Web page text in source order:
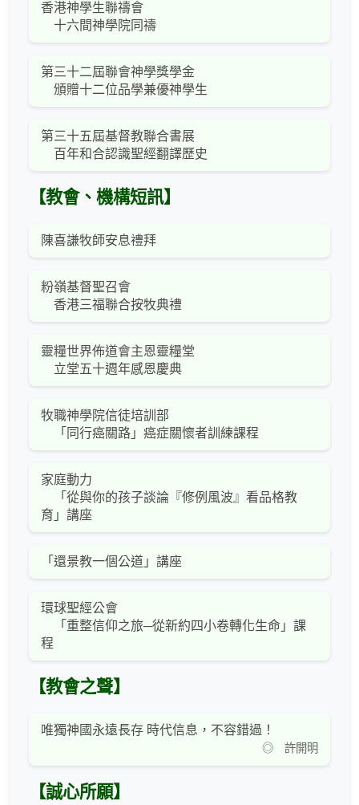
香港神學生聯禱會
十六間神學院同禱
第三十二屆聯會神學獎學金
頒贈十二位品學兼優神學生
第三十五屆基督教聯合書展
百年和合認識聖經翻譯歷史
【教會、機構短訊】
陳喜謙牧師安息禮拜
粉嶺基督聖召會
香港三福聯合按牧典禮
靈糧世界佈道會主恩靈糧堂
立堂五十週年感恩慶典
牧職神學院信徒培訓部
「同行癌關路」癌症關懷者訓練課程
家庭動力
「從與你的孩子談論『修例風波』看品格教
育」講座
「還景教一個公道」講座
環球聖經公會
「重整信仰之旅─從新約四小卷轉化生命」課
程
【教會之聲】
唯獨神國永遠長存 時代信息，不容錯過！
◎ 許開明
【誠心所願】